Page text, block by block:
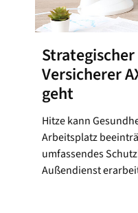
Versicherer
geht
Hitze kann
Arbeitsplatz
umfassendes
Außendienst